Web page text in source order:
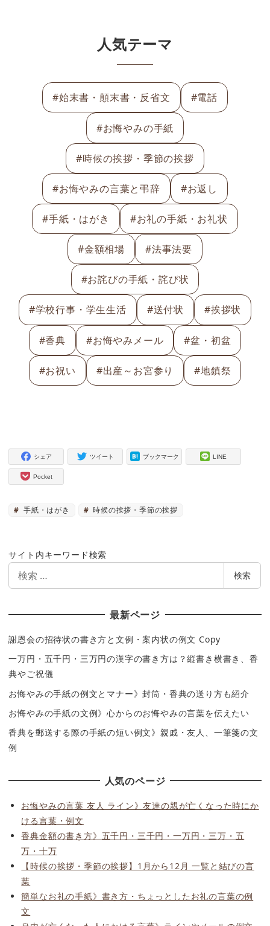
人気テーマ
#始末書・顛末書・反省文 #電話
#お悔やみの手紙
#時候の挨拶・季節の挨拶
#お悔やみの言葉と弔辞 #お返し
#手紙・はがき #お礼の手紙・お礼状
#金額相場 #法事法要
#お詫びの手紙・詫び状
#学校行事・学生生活 #送付状 #挨拶状
#香典 #お悔やみメール #盆・初盆
#お祝い #出産～お宮参り #地鎮祭
シェア ツイート ブックマーク LINE
Pocket
手紙・はがき 時候の挨拶・季節の挨拶
サイト内キーワード検索
索
検索
最新ページ
謝恩会の招待状の書き方と文例・案内状の例文 Copy
一万円・五千円・三万円の漢字の書き方は？縦書き横書き、香
典やご祝儀
お悔やみの手紙の例文とマナー》封筒・香典の送り方も紹介
お悔やみの手紙の文例》心からのお悔やみの言葉を伝えたい
香典を郵送する際の手紙の短い例文》親戚・友人、一筆箋の文
例
人気のページ
お悔やみの言葉 友人 ライン》友達の親が亡くなった時にか
ける言葉・例文
香典金額の書き方》五千円・三千円・一万円・三万・五
万・十万
【時候の挨拶・季節の挨拶】1月から12月 一覧と結びの言
葉
簡単なお礼の手紙》書き方・ちょっとしたお礼の言葉の例
文